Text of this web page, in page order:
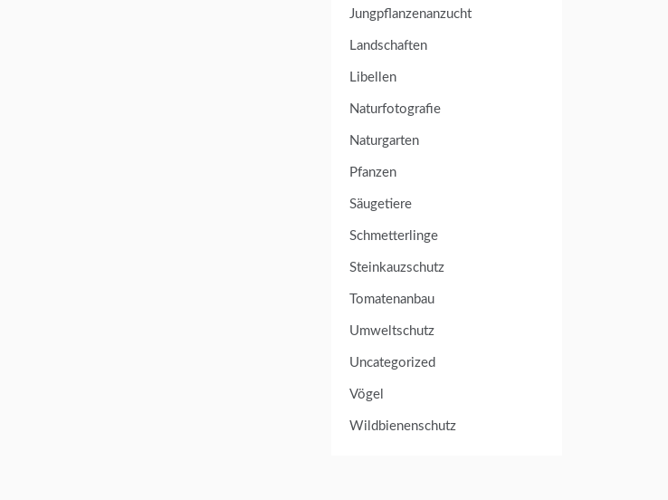
Jungpflanzenanzucht
Landschaften
Libellen
Naturfotografie
Naturgarten
Pfanzen
Säugetiere
Schmetterlinge
Steinkauzschutz
Tomatenanbau
Umweltschutz
Uncategorized
Vögel
Wildbienenschutz